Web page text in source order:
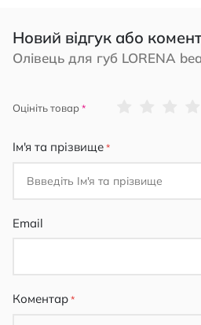
Новий відгук або
Олівець для губ LORENA
Оцініть товар
Ім'я та прізвище
Email
Коментар